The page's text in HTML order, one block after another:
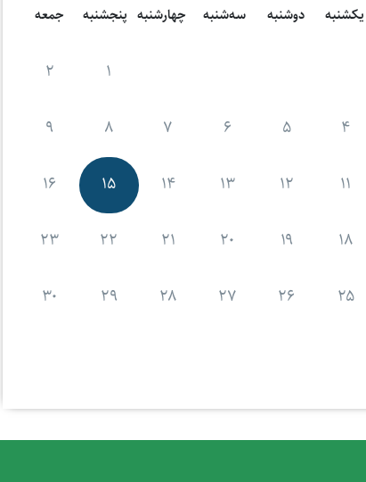
یکشنبه دوشنبه سه‌شنبه چهارشنبه پنجشنبه جمعه
۱ ۲
۴ ۵ ۶ ۷ ۸ ۹
۱۱ ۱۲ ۱۳ ۱۴ ۱۵ ۱۶
۱۸ ۱۹ ۲۰ ۲۱ ۲۲ ۲۳
۲۵ ۲۶ ۲۷ ۲۸ ۲۹ ۳۰